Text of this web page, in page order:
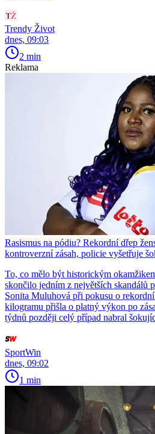
Trendy Život
dnes, 09:03
2 min
Reklama
Rasismus na pódiu? Rekordní dřep
kontroverzní zásah, policie vyšetřuje
To, co mělo být historickým
skončilo jedním z největších skandálů
Sonita Muluhová při pokusu o
kilogramu přišla o platný výkon po
týdnů později celý případ nabral
SportWin
dnes, 09:02
1 min